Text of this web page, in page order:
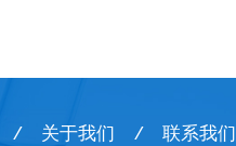
/ 关于我们 / 联系我们